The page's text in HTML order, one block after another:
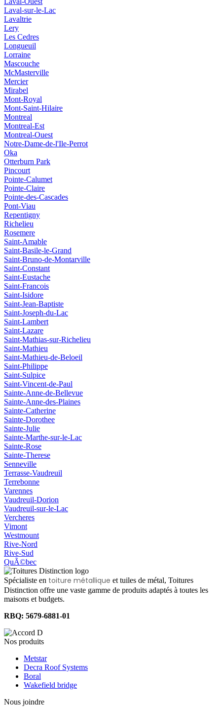
Laval-sur-le-Lac
Lavaltrie
Lery
Les Cedres
Longueuil
Lorraine
Mascouche
McMasterville
Mercier
Mirabel
Mont-Royal
Mont-Saint-Hilaire
Montreal
Montreal-Est
Montreal-Ouest
Notre-Dame-de-l'Ile-Perrot
Oka
Otterburn Park
Pincourt
Pointe-Calumet
Pointe-Claire
Pointe-des-Cascades
Pont-Viau
Repentigny
Richelieu
Rosemere
Saint-Amable
Saint-Basile-le-Grand
Saint-Bruno-de-Montarville
Saint-Constant
Saint-Eustache
Saint-Francois
Saint-Isidore
Saint-Jean-Baptiste
Saint-Joseph-du-Lac
Saint-Lambert
Saint-Lazare
Saint-Mathias-sur-Richelieu
Saint-Mathieu
Saint-Mathieu-de-Beloeil
Saint-Philippe
Saint-Sulpice
Saint-Vincent-de-Paul
Sainte-Anne-de-Bellevue
Sainte-Anne-des-Plaines
Sainte-Catherine
Sainte-Dorothee
Sainte-Julie
Sainte-Marthe-sur-le-Lac
Sainte-Rose
Sainte-Therese
Senneville
Terrasse-Vaudreuil
Terrebonne
Varennes
Vaudreuil-Dorion
Vaudreuil-sur-le-Lac
Vercheres
Vimont
Westmount
Rive-Nord
Rive-Sud
QuÃ©bec
Spécialiste en toiture métallique et tuiles de métal, Toitures
Distinction offre une vaste gamme de produits adaptés à toutes les
maisons et budgets.
RBQ: 5679-6881-01
Nos produits
Metstar
Decra Roof Systems
Boral
Wakefield bridge
Nous joindre